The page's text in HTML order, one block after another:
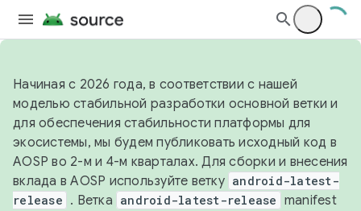
Начиная с 2026 года, в соответствии с нашей
моделью стабильной разработки основной ветки и
для обеспечения стабильности платформы для
экосистемы, мы будем публиковать исходный код в
AOSP во 2-м и 4-м кварталах. Для сборки и внесения
вклада в AOSP используйте ветку android-latest-
release . Ветка android-latest-release manifest